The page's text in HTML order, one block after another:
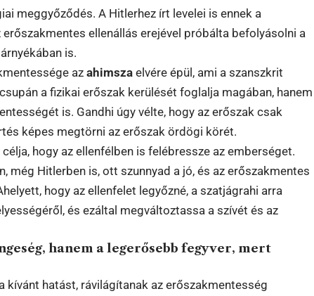
meggyőződés. A Hitlerhez írt levelei is ennek a
ellenállás erejével próbálta befolyásolni a
is.
azahimsza elvére épül, ami a szanszkrit
a fizikai erőszak kerülését foglalja magában, hanem
is. Gandhi úgy vélte, hogy az erőszak csak
képes megtörni az erőszak ördögi körét.
hogy az ellenfélben is felébressze az emberséget.
még Hitlerben is, ott szunnyad a jó, és az erőszakmentes
hogy az ellenfelet legyőzné, a szatjágrahi arra
és ezáltal megváltoztassa a szívét és az
hanem a legerősebb fegyver, mert
kívánt hatást, rávilágítanak az erőszakmentesség